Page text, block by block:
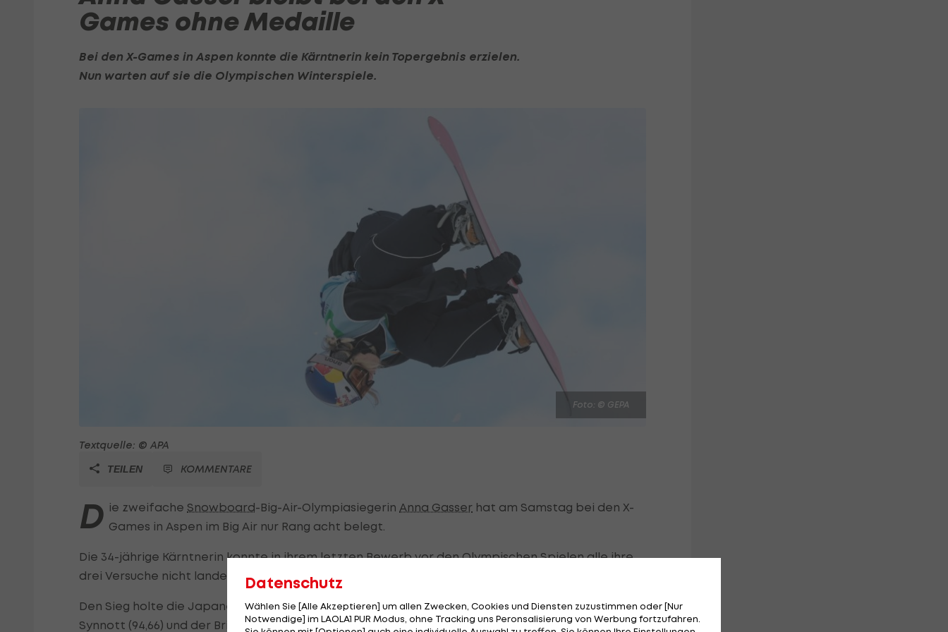
Games ohne Medaille
Bei den X-Games in Aspen konnte die Kärntnerin kein Topergebnis erzielen.
Nun warten auf sie die Olympischen Winterspiele.
Foto: © GEPA
Textquelle: © APA
TEILEN KOMMENTARE
D ie zweifache Snowboard-Big-Air-Olympiasiegerin Anna Gasser hat am Samstag bei den X-
Games in Aspen im Big Air nur Rang acht belegt.
Die 34-jährige Kärntnerin konnte in ihrem letzten Bewerb vor den Olympischen Spielen alle ihre
drei Versuche nicht landen und schrieb nur 17 Punkte an.
Den Sieg holte die Japanerin Cocomo Murase (96,66) vor der Neuseeländerin Zoi Sadowski-
Synnott (94,66) und der Britin Mia Brookes (91).
Datenschutz
Wählen Sie [Alle Akzeptieren] um allen Zwecken, Cookies und Diensten zuzustimmen oder [Nur
Notwendige] im LAOLA1 PUR Modus, ohne Tracking uns Peronsalisierung von Werbung fortzufahren.